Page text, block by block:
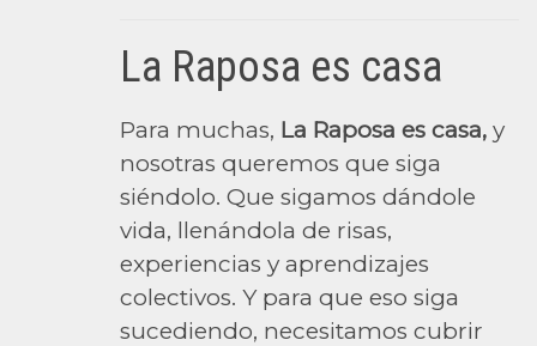
La Raposa es casa
Para muchas, La Raposa es casa, y
nosotras queremos que siga
siéndolo. Que sigamos dándole
vida, llenándola de risas,
experiencias y aprendizajes
colectivos. Y para que eso siga
sucediendo, necesitamos cubrir